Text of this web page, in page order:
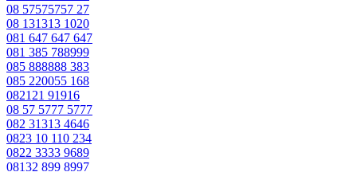
08 57575757 27
08 131313 1020
081 647 647 647
081 385 788999
085 888888 383
085 220055 168
082121 91916
08 57 5777 5777
082 31313 4646
0823 10 110 234
0822 3333 9689
08132 899 8997